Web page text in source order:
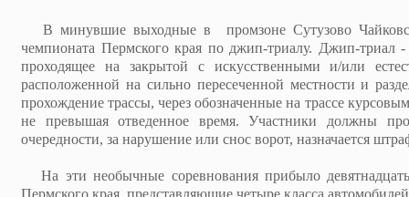
В минувшие выходные в промзоне Сутузово
чемпионата Пермского края по джип-триалу. Джип-триал -
проходящее на закрытой с искусственными и/или
расположенной на сильно пересеченной местности и
прохождение трассы, через обозначенные на трассе
не превышая отведенное время. Участники должны
очередности, за нарушение или снос ворот, назначается
На эти необычные соревнования прибыло
Пермского края, представляющие четыре класса